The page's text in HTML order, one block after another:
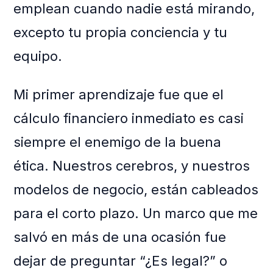
emplean cuando nadie está mirando,
excepto tu propia conciencia y tu
equipo.
Mi primer aprendizaje fue que el
cálculo financiero inmediato es casi
siempre el enemigo de la buena
ética. Nuestros cerebros, y nuestros
modelos de negocio, están cableados
para el corto plazo. Un marco que me
salvó en más de una ocasión fue
dejar de preguntar “¿Es legal?” o